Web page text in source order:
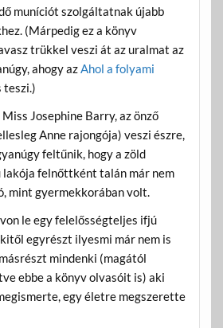
muníciót szolgáltatnak újabb
(Márpedig ez a könyv
trükkel veszi át az uralmat az
ahogy az Ahol a folyami
teszi.)
Josephine Barry, az önző
Anne rajongója) veszi észre,
feltűnik, hogy a zöld
lakója felnőttként talán már nem
mint gyermekkorában volt.
le egy felelősségteljes ifjú
egyrészt ilyesmi már nem is
mindenki (magától
ebbe a könyv olvasóit is) aki
egy életre megszerette